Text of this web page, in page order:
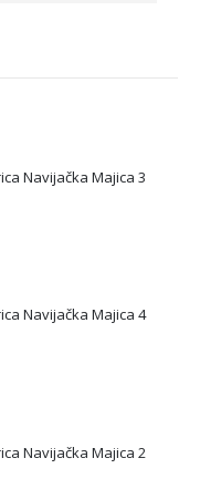
Navijačka Majica 3
Navijačka Majica 4
Navijačka Majica 2